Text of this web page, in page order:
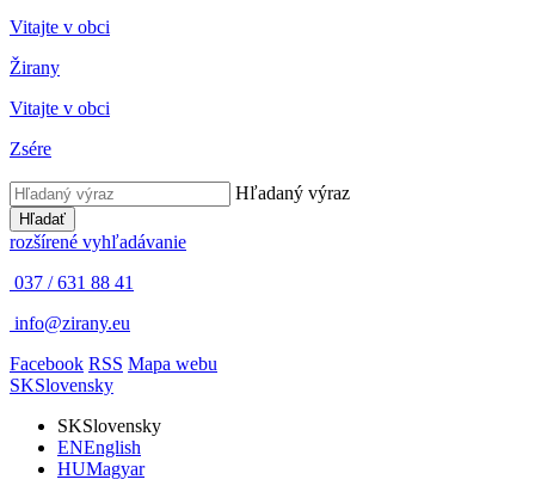
Vitajte v obci
Žirany
Vitajte v obci
Zsére
Hľadaný výraz
Hľadať
rozšírené vyhľadávanie
037 / 631 88 41
info@zirany.eu
Facebook RSS Mapa webu
SKSlovensky
SKSlovensky
ENEnglish
HUMagyar